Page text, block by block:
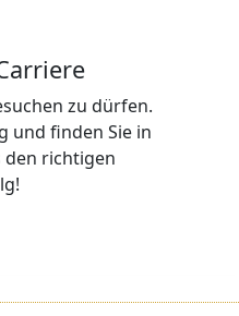
zu dürfen.
und finden Sie in
den richtigen